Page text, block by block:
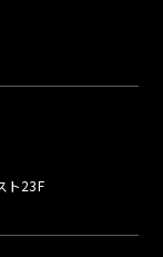
ト23F